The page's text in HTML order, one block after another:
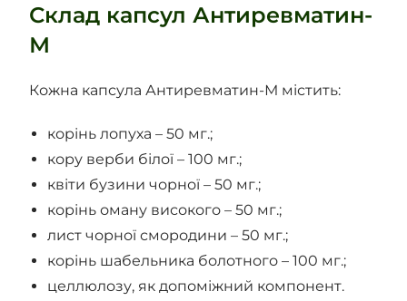
Склад капсул Антиревматин-
М
Кожна капсула Антиревматин-М містить:
корінь лопуха – 50 мг.;
кору верби білої – 100 мг.;
квіти бузини чорної – 50 мг.;
корінь оману високого – 50 мг.;
лист чорної смородини – 50 мг.;
корінь шабельника болотного – 100 мг.;
целлюлозу, як допоміжний компонент.